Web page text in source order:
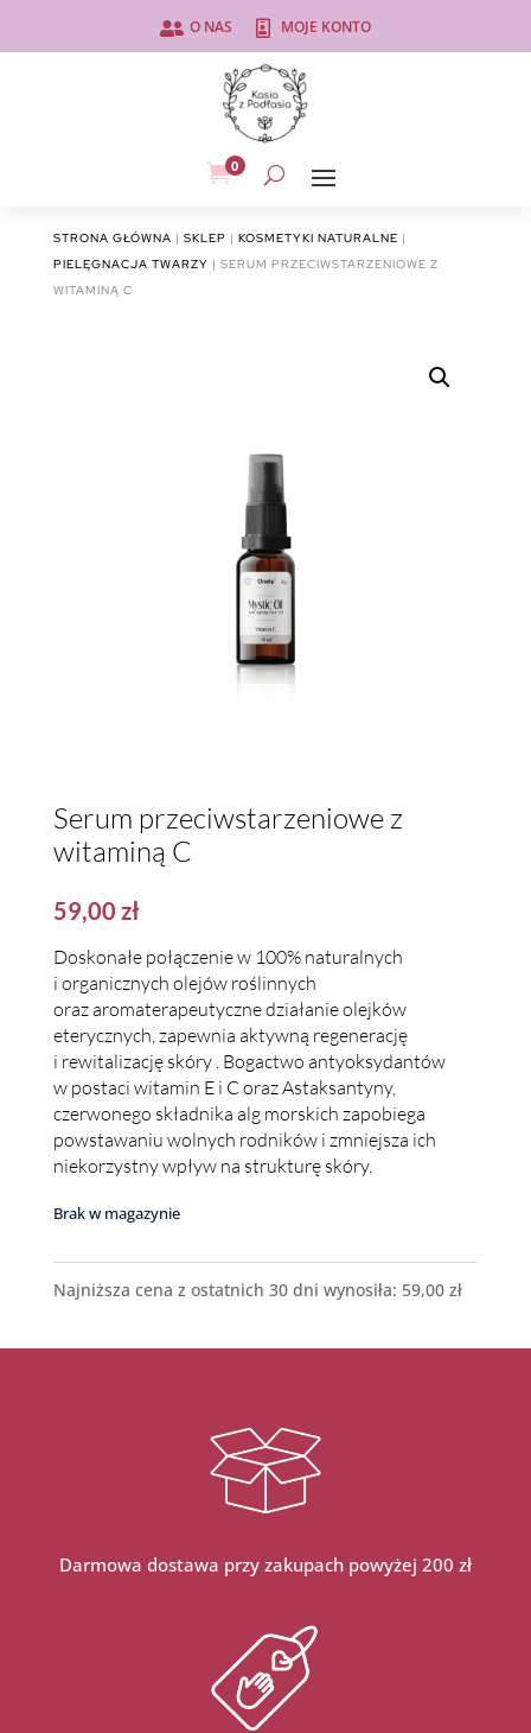
 O NAS  MOJE KONTO
0
STRONA GŁÓWNA | SKLEP | KOSMETYKI NATURALNE |
PIELĘGNACJA TWARZY | SERUM PRZECIWSTARZENIOWE Z
WITAMINĄ C
Serum przeciwstarzeniowe z
witaminą C
59,00 zł
Doskonałe połączenie w 100% naturalnych
i organicznych olejów roślinnych
oraz aromaterapeutyczne działanie olejków
eterycznych, zapewnia aktywną regenerację
i rewitalizację skóry . Bogactwo antyoksydantów
w postaci witamin E i C oraz Astaksantyny,
czerwonego składnika alg morskich zapobiega
powstawaniu wolnych rodników i zmniejsza ich
niekorzystny wpływ na strukturę skóry.
Brak w magazynie
Najniższa cena z ostatnich 30 dni wynosiła: 59,00 zł
Darmowa dostawa przy zakupach powyżej 200 zł